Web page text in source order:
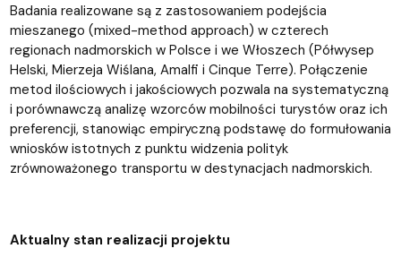
Badania realizowane są z zastosowaniem podejścia
mieszanego (mixed-method approach) w czterech
regionach nadmorskich w Polsce i we Włoszech (Półwysep
Helski, Mierzeja Wiślana, Amalfi i Cinque Terre). Połączenie
metod ilościowych i jakościowych pozwala na systematyczną
i porównawczą analizę wzorców mobilności turystów oraz ich
preferencji, stanowiąc empiryczną podstawę do formułowania
wniosków istotnych z punktu widzenia polityk
zrównoważonego transportu w destynacjach nadmorskich.
Aktualny stan realizacji projektu